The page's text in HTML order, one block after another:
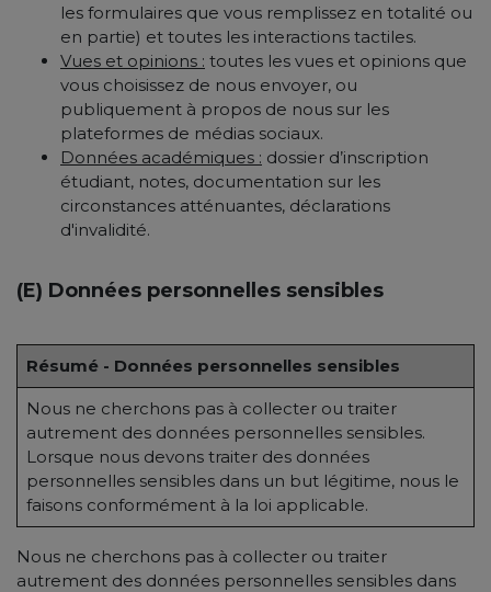
les formulaires que vous remplissez en totalité ou
en partie) et toutes les interactions tactiles.
Vues et opinions : toutes les vues et opinions que
vous choisissez de nous envoyer, ou
publiquement à propos de nous sur les
plateformes de médias sociaux.
Données académiques : dossier d’inscription
étudiant, notes, documentation sur les
circonstances atténuantes, déclarations
d'invalidité.
(E) Données personnelles sensibles
Résumé - Données personnelles sensibles
Nous ne cherchons pas à collecter ou traiter
autrement des données personnelles sensibles.
Lorsque nous devons traiter des données
personnelles sensibles dans un but légitime, nous le
faisons conformément à la loi applicable.
Nous ne cherchons pas à collecter ou traiter
autrement des données personnelles sensibles dans